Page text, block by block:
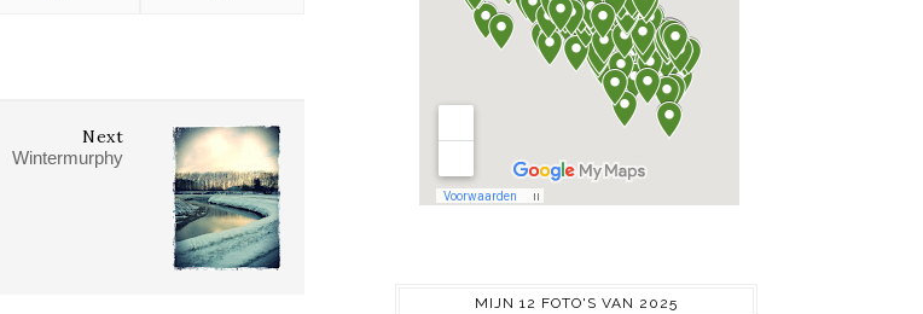
Next
Wintermurphy
MIJN 12 FOTO'S VAN 2025